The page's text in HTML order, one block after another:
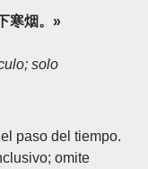
寒烟。»
solo
paso del tiempo.
omite